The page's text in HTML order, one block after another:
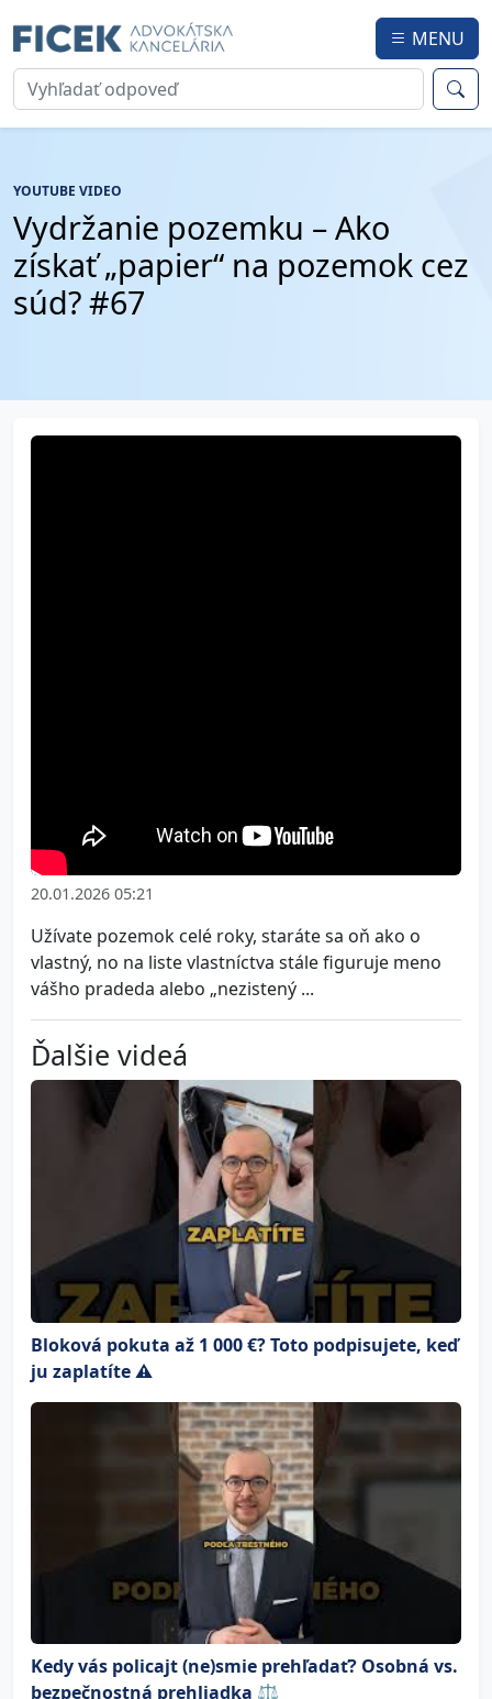
MENU
YOUTUBE VIDEO
Vydržanie pozemku – Ako
získať „papier“ na pozemok cez
súd? #67
20.01.2026 05:21
Užívate pozemok celé roky, staráte sa oň ako o
vlastný, no na liste vlastníctva stále figuruje meno
vášho pradeda alebo „nezistený ...
Ďalšie videá
Bloková pokuta až 1 000 €? Toto podpisujete, keď
ju zaplatíte ⚠️
Kedy vás policajt (ne)smie prehľadať? Osobná vs.
bezpečnostná prehliadka ⚖️